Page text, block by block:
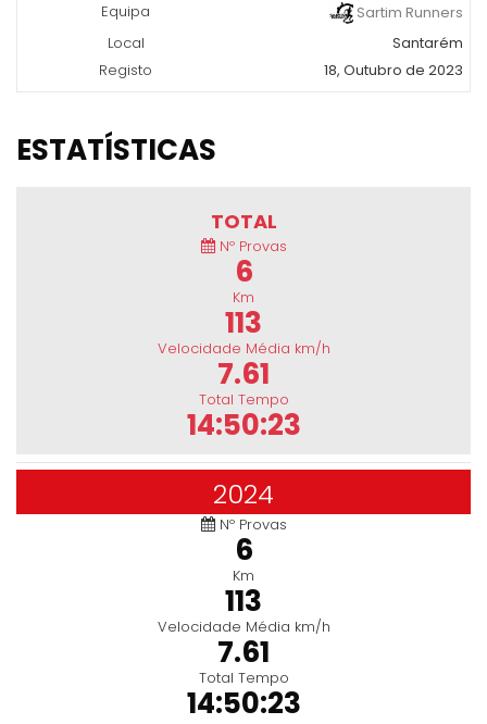
Equipa
Sartim Runners
Local
Santarém
Registo
18, Outubro de 2023
ESTATÍSTICAS
TOTAL
Nº Provas
6
Km
113
Velocidade Média km/h
7.61
Total Tempo
14:50:23
2024
Nº Provas
6
Km
113
Velocidade Média km/h
7.61
Total Tempo
14:50:23